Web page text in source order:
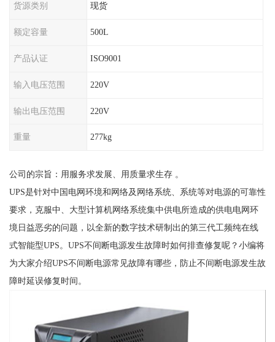
货源类别 现货
额定容量 500L
产品认证 ISO9001
输入电压范围 220V
输出电压范围 220V
重量 277kg
公司的宗旨：用服务求发展、用质量求生存 。
UPS是针对中国电网环境和网络及网络系统、系统等对电源的可靠性
要求，克服中、大型计算机网络系统集中供电所造成的供电电网环
境日益恶劣的问题，以全新的数字技术研制出的第三代工频纯在线
式智能型UPS。UPS不间断电源发生故障时如何排查修复呢？小编将
为大家介绍UPS不间断电源常见故障有哪些，防止不间断电源发生故
障时延误修复时间。